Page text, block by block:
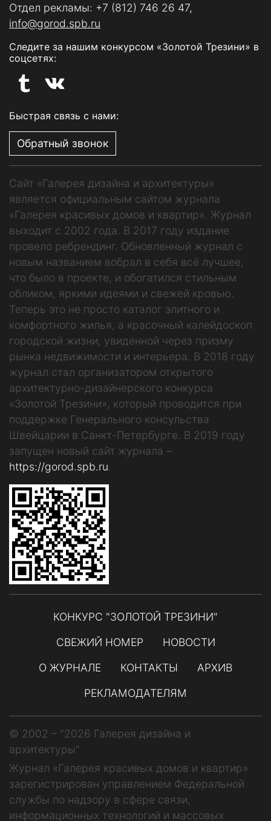
Отдел рекламы: +7 (812) 746 26 47,
info@gorod.spb.ru
Следите за нашим конкурсом «Золотой Трезини» в
соцсетях:
Быстрая связь с нами:
Обратный звонок
Сайт «Галерея дизайна и архитектуры»
является официальным сайтом журнала
«Галерея красивых домов и квартир». Журнал
выходит с 2002 года. В 2017 году издание
провело ребрендинг. Обновленный журнал с
новым названием вобрал в себя всё лучшее,
что было в проекте, и обогатился стильным
обликом, яркими идеями и свежей кровью.
Теперь это не просто каталог элитного и
комфортного жилья, а красочный калейдоскоп
городской жизни, увиденной через призму
рынка недвижимости и интерьера. В 2018 году
журнал стал организатором открытого
архитектурно-дизайнерского конкурса
«Золотой Трезини», который проводится при
поддержке Генерального консульства
Швейцарии в Санкт-Петербурге. В 2019 году
запущен новый сайт журнала –
https://gorod.spb.ru.
КОНКУРС "ЗОЛОТОЙ ТРЕЗИНИ"
СВЕЖИЙ НОМЕР
НОВОСТИ
О ЖУРНАЛЕ
КОНТАКТЫ
АРХИВ
РЕКЛАМОДАТЕЛЯМ
© 2002 – "2026 Галерея дизайна и
архитектуры"
Журнал «Галерея красивых домов и квартир»
зарегистрирован управлением Федеральной
службы по надзору в сфере связи,
информационных технологий и массовых